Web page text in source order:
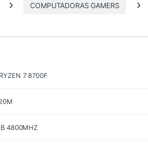
COMPUTADORAS GAMERS
7 8700F
4800MHZ